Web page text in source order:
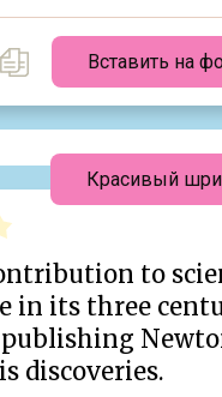
Вставить на
to
in its three
discoveries.
Красивый